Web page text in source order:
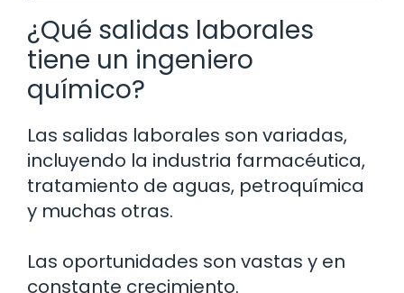
¿Qué salidas laborales
tiene un ingeniero
químico?
Las salidas laborales son variadas,
incluyendo la industria farmacéutica,
tratamiento de aguas, petroquímica
y muchas otras.
Las oportunidades son vastas y en
constante crecimiento.